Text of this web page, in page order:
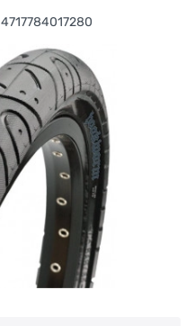
4717784017280